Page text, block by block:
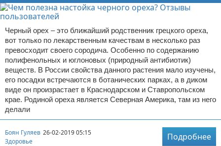
Черный орех – это ближайший родственник грецкого ореха,
вот только по лекарственным качествам в несколько раз
превосходит своего сородича. Особенно по содержанию
полифенольных и юглоновых (природный антибиотик)
веществ. В России свойства данного растения мало изучены,
его посадки встречаются в ботанических парках, а в диком
виде он произрастает в Краснодарском и Ставропольском
крае. Родиной ореха является Северная Америка, там из него
делали
Боян Гуляев 26-02-2019 05:15
Здоровье
Подробнее